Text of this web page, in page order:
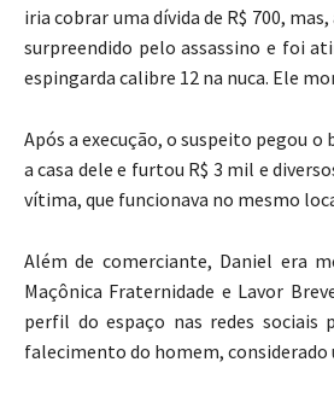
iria cobrar uma dívida de R$ 700,
surpreendido pelo assassino e foi
espingarda calibre 12 na nuca. Ele
Após a execução, o suspeito pegou o
a casa dele e furtou R$ 3 mil e
vítima, que funcionava no mesmo
Além de comerciante, Daniel era
Maçônica Fraternidade e Lavor
perfil do espaço nas redes sociais
falecimento do homem, considerado